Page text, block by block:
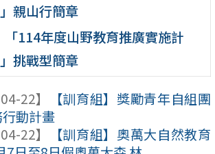
親山行簡章
「114年度山野教育推廣實施計
挑戰型簡章
22】
【訓育組】獎勵青年自組團
動計畫
22】
【訓育組】奧萬大自然教育